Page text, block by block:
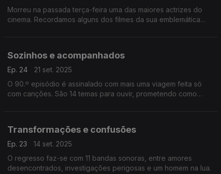
Morreu na passada terça-feira uma das maiores actrizes do
cinema. Recordamos alguns dos filmes da sua emblemática
Sozinhos e acompanhados
Ep. 24
21 set. 2025
O 90.º episódio é assinalado com mais uma viagem feita só
com canções. São 14 temas para ouvir, prometendo como
Transformações e confusões
Ep. 23
14 set. 2025
O regresso faz-se com 11 bandas sonoras, entre amores
desencontrados, investigações perigosas e um homem na lua.